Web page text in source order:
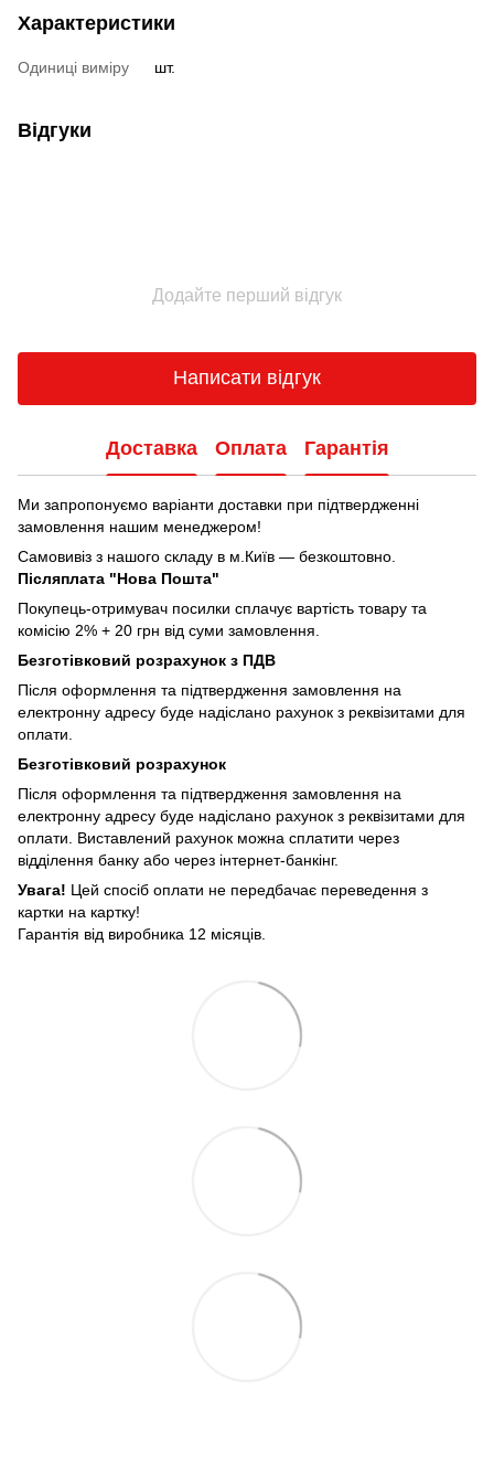
Характеристики
Одиниці виміру шт.
Відгуки
Додайте перший відгук
Написати відгук
Доставка Оплата Гарантія
Ми запропонуємо варіанти доставки при підтвердженні
замовлення нашим менеджером!
Самовивіз з нашого складу в м.Київ — безкоштовно.
Післяплата "Нова Пошта"
Покупець-отримувач посилки сплачує вартість товару та
комісію 2% + 20 грн від суми замовлення.
Безготівковий розрахунок з ПДВ
Після оформлення та підтвердження замовлення на
електронну адресу буде надіслано рахунок з реквізитами для
оплати.
Безготівковий розрахунок
Після оформлення та підтвердження замовлення на
електронну адресу буде надіслано рахунок з реквізитами для
оплати. Виставлений рахунок можна сплатити через
відділення банку або через інтернет-банкінг.
Увага! Цей спосіб оплати не передбачає переведення з
картки на картку!
Гарантія від виробника 12 місяців.